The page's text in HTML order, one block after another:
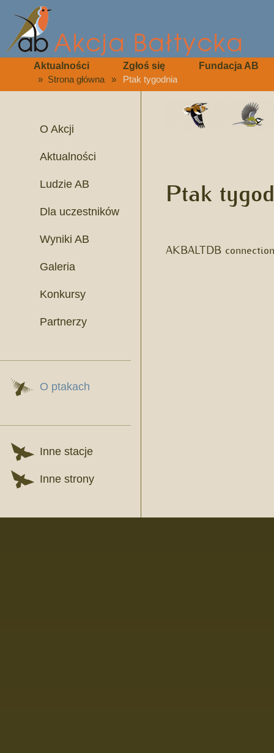
Aktualności Zgłoś się Fundacja AB
» Strona główna » Ptak tygodnia
O Akcji
Aktualności
Ludzie AB
Dla uczestników
Wyniki AB
Galeria
Konkursy
Partnerzy
O ptakach
Inne stacje
Inne strony
Ptak
AKBALTDB